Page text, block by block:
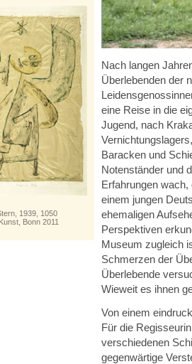
1939, 1050
Bonn 2011
Nach langen
Überlebenden der
eine Reise in die
Jugend, nach
Baracken und
Notenständer und
Erfahrungen
einem jungen
ehemaligen
Perspektiven
Museum zugleich
Schmerzen der
Überlebende
Wieweit es ihnen
Von einem
Für die
verschiedenen
gegenwärtige